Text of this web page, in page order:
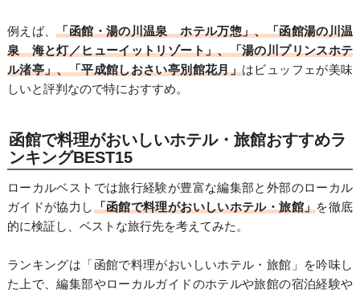
例えば、「函館・湯の川温泉 ホテル万惣」、「函館湯の川温
泉 海と灯／ヒューイットリゾート」、「湯の川プリンスホテ
ル渚亭」、「平成館しおさい亭別館花月」はビュッフェが美味
しいと評判なので特におすすめ。
函館で料理がおいしいホテル・旅館おすすめラ
ンキングBEST15
ローカルベストでは旅行経験が豊富な編集部と外部のローカル
ガイドが協力し「函館で料理がおいしいホテル・旅館」を徹底
的に検証し、ベストな旅行先を考えてみた。
ランキングは「函館で料理がおいしいホテル・旅館」を吟味し
た上で、編集部やローカルガイドのホテルや旅館の宿泊経験や